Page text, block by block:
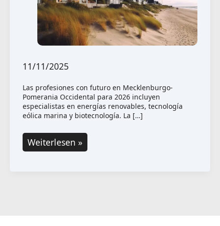
11/11/2025
Las profesiones con futuro en Mecklenburgo-
Pomerania Occidental para 2026 incluyen
especialistas en energías renovables, tecnología
eólica marina y biotecnología. La […]
Profesiones
con
Weiterlesen »